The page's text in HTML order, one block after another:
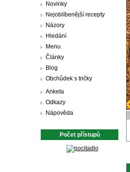
Novinky
Nejoblíbenější recepty
Názory
Hledání
Menu
Články
Blog
Obchůdek s tričky
Anketa
Odkazy
Nápověda
Počet přístupů